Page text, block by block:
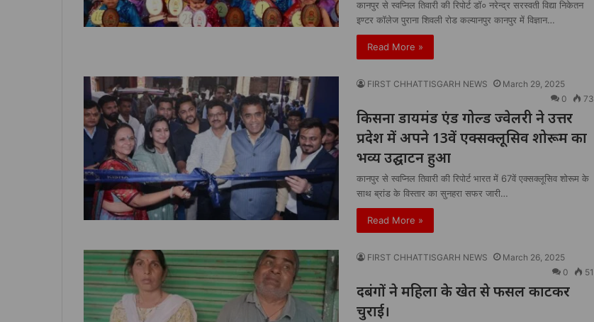
कानपुर से स्वप्निल तिवारी की रिपोर्ट डॉ० नरेन्द्र सरस्वती विद्या निकेतन
इण्टर कॉलेज पुराना शिवली रोड कल्यानपुर कानपुर में विज्ञान…
Read More »
FIRST CHHATTISGARH NEWS
March 29, 2025
0
73
किसना डायमंड एंड गोल्ड ज्वेलरी ने उत्तर
प्रदेश में अपने 13वें एक्सक्लूसिव शोरूम का
भव्य उद्घाटन हुआ
कानपुर से स्वप्निल तिवारी की रिपोर्ट भारत में 67वें एक्सक्लूसिव शोरूम के
साथ ब्रांड के विस्तार का सुनहरा सफर जारी…
Read More »
FIRST CHHATTISGARH NEWS
March 26, 2025
0
51
दबंगों ने महिला के खेत से फसल काटकर
चुराई।